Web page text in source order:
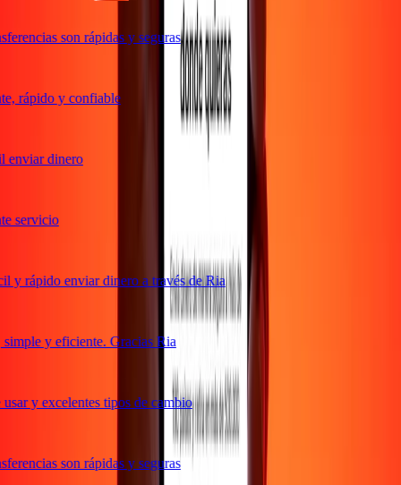
son rápidas y seguras
rápido y confiable
dinero
servicio
rápido enviar dinero a través de Ria
y eficiente. Gracias Ria
y excelentes tipos de cambio
son rápidas y seguras